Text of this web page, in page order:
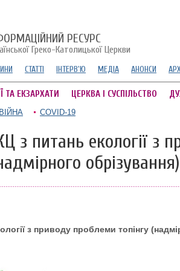
РЕСУРС
Греко-Католицької Церкви
СТАТТІ ІНТЕРВ'Ю МЕДІА АНОНСИ
ТА ЕКЗАРХАТИ ЦЕРКВА І СУСПІЛЬСТВО
ВІЙНА COVID-19
з питань екології з
з приводу проблеми топінгу